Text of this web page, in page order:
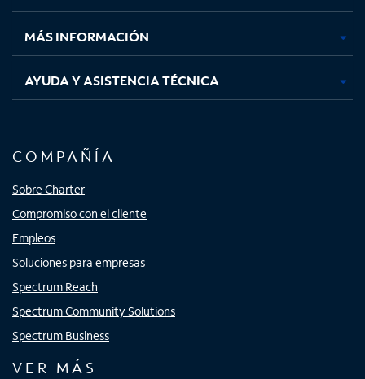
nuevanuevanuevanueva
MÁS INFORMACIÓN
AYUDA Y ASISTENCIA TÉCNICA
COMPAÑÍA
Sobre Charter
Compromiso con el cliente
Empleos
Soluciones para empresas
Spectrum Reach
Spectrum Community Solutions
Spectrum Business
VER MÁS